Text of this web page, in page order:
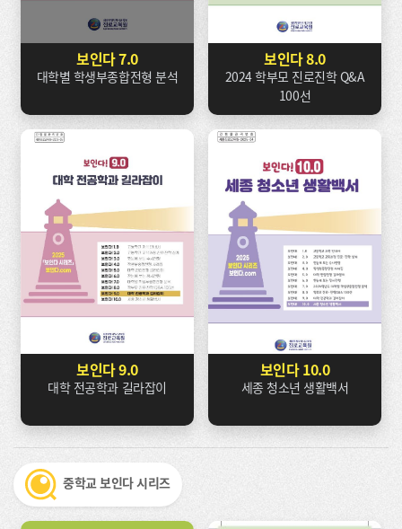
보인다 7.0
대학별 학생부종합전형 분석
보인다 8.0
2024 학부모 진로진학 Q&A
100선
보인다 9.0
대학 전공학과 길라잡이
보인다 10.0
세종 청소년 생활백서
중학교 보인다 시리즈